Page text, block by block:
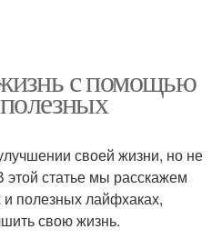
с помощью
своей жизни, но не
этой статье мы расскажем
полезных лайфхаках,
свою жизнь.